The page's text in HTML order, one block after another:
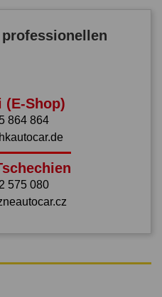
(E-Shop)
864 864
575 080